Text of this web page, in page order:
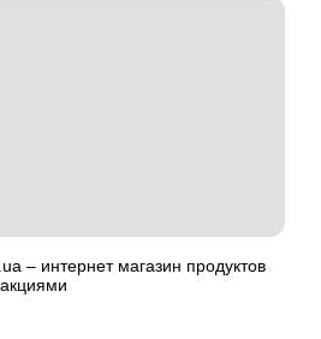
– интернет магазин продуктов